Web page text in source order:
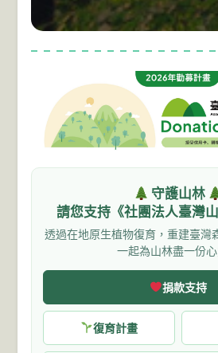
守護山林
請您支持《社團法人臺灣
透過在地原生植物復育，重建臺灣
一起為山林盡一份心
捐款支持
復育計畫